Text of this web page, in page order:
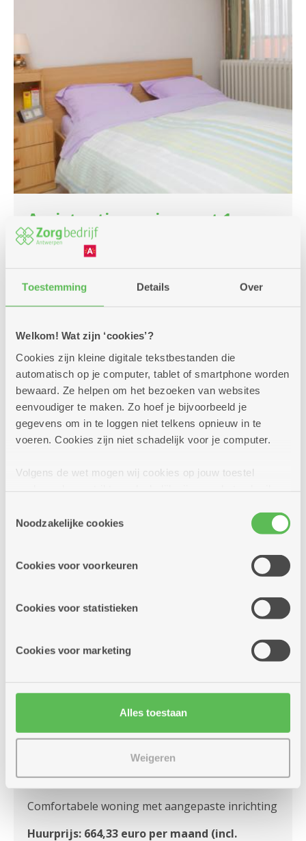
Toestemming Details Over
Welkom! Wat zijn ‘cookies’?
Cookies zijn kleine digitale tekstbestanden die
automatisch op je computer, tablet of smartphone worden
bewaard. Ze helpen om het bezoeken van websites
eenvoudiger te maken. Zo hoef je bijvoorbeeld je
gegevens om in te loggen niet telkens opnieuw in te
voeren. Cookies zijn niet schadelijk voor je computer.
Volgens de wet mogen wij cookies op jouw toestel
cookies hebben we jouw toestemming nodig. Sommige
cookies worden geplaatst door derde partijen die een
informatie over jouw (geanonimiseerd) gebruik van onze
partners kunnen deze gegevens combineren met andere
Noodzakelijke cookies
Cookies voor voorkeuren
Cookies voor statistieken
Cookies voor marketing
Alles toestaan
Weigeren
Assistentiewoning met 1
slaapkamer en terras
Moderne woning met gemeenschappelijke tuin
Koopprijs: 154.000 euro (excl. servicekost van
Meer weten
Assistentiewoning met 2
slaapkamers, aangepast aan
rolstoelgebruikers
Comfortabele woning met aangepaste inrichting
Huurprijs: 664,33 euro per maand (incl.